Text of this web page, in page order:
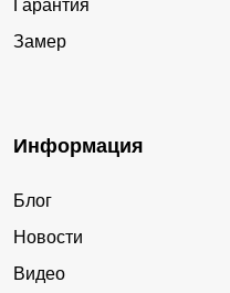
Гарантия
Замер
Информация
Блог
Новости
Видео